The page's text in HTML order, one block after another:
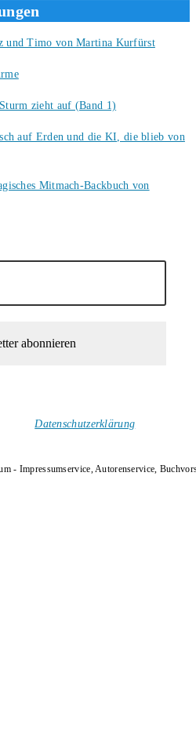
und Timo von Martina Kurfürst
zieht auf (Band 1)
auf Erden und die KI, die blieb von
Mitmach-Backbuch von
Datenschutzerklärung
- Impressumservice, Autorenservice,